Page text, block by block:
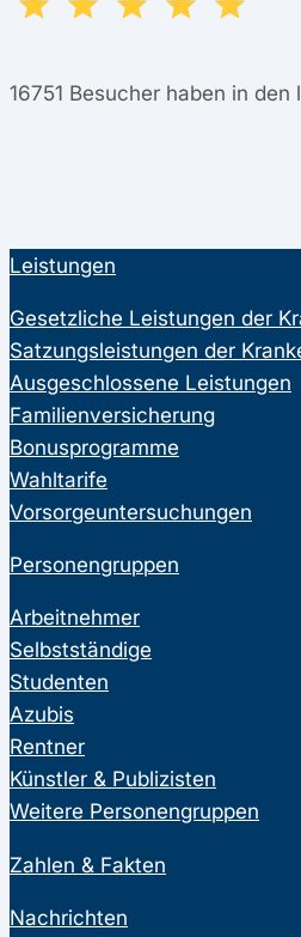
16751 Besucher haben in den
Leistungen
Gesetzliche Leistungen der
Satzungsleistungen der
Ausgeschlossene Leistungen
Familienversicherung
Bonusprogramme
Wahltarife
Vorsorgeuntersuchungen
Personengruppen
Arbeitnehmer
Selbstständige
Studenten
Azubis
Rentner
Künstler & Publizisten
Weitere Personengruppen
Zahlen & Fakten
Nachrichten